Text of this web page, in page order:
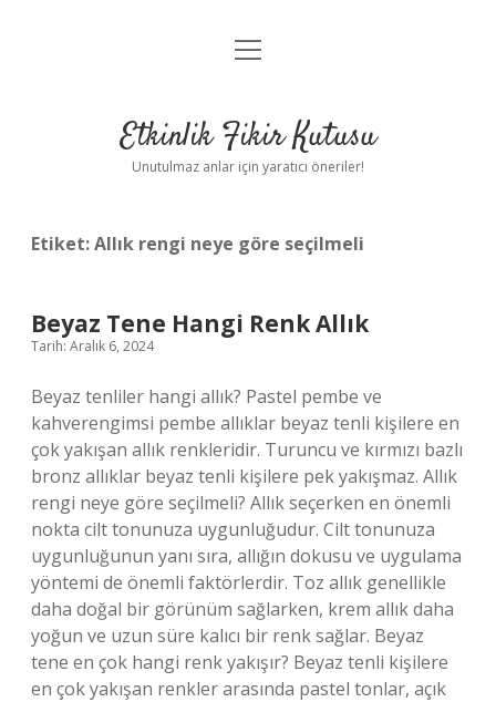
Anasayfa
Yasal Uyarı
menüyü
Etkinlik Fikir Kutusu
Unutulmaz anlar için yaratıcı öneriler!
Etiket:Allık rengi neye göre seçilmeli
Beyaz Tene Hangi Renk Allık
Tarih: Aralık 6, 2024
Beyaz tenliler hangi allık? Pastel pembe ve
kahverengimsi pembe allıklar beyaz tenli kişilere en
çok yakışan allık renkleridir. Turuncu ve kırmızı bazlı
bronz allıklar beyaz tenli kişilere pek yakışmaz. Allık
rengi neye göre seçilmeli? Allık seçerken en önemli
nokta cilt tonunuza uygunluğudur. Cilt tonunuza
uygunluğunun yanı sıra, allığın dokusu ve uygulama
yöntemi de önemli faktörlerdir. Toz allık genellikle
daha doğal bir görünüm sağlarken, krem ​​allık daha
yoğun ve uzun süre kalıcı bir renk sağlar. Beyaz
tene en çok hangi renk yakışır? Beyaz tenli kişilere
en çok yakışan renkler arasında pastel tonlar, açık